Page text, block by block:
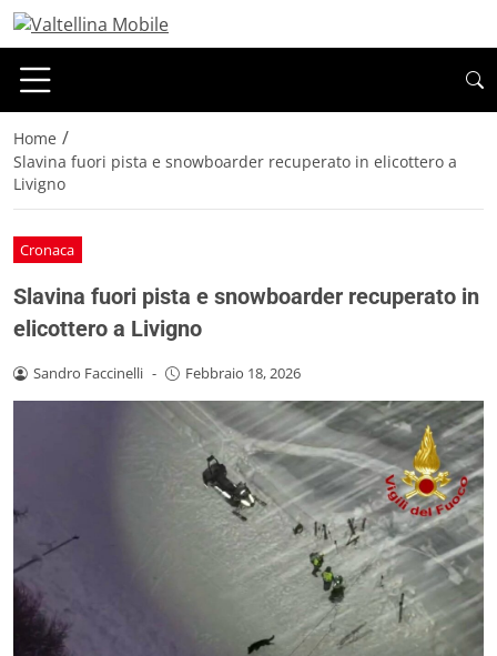
Home /
Slavina fuori pista e snowboarder recuperato in elicottero a
Livigno
Cronaca
Slavina fuori pista e snowboarder recuperato in
elicottero a Livigno
Sandro Faccinelli - Febbraio 18, 2026